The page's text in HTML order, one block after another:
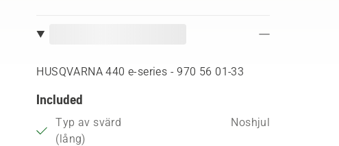
HUSQVARNA 440 e-series - 970 56 01‑33
Included
Typ av svärd
(lång)
Noshjul